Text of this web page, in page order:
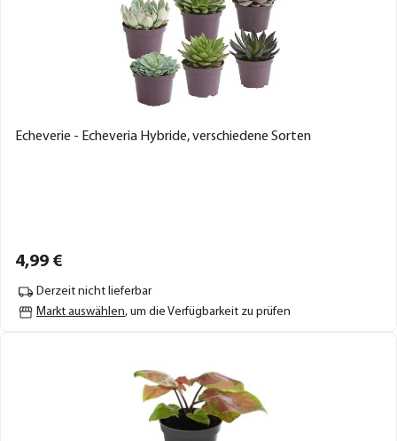
Echeverie - Echeveria Hybride, verschiedene Sorten
4,99 €
Derzeit nicht lieferbar
Markt auswählen, um die Verfügbarkeit zu prüfen